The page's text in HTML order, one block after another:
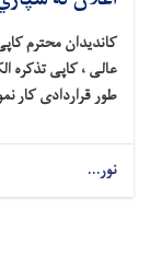
کاندیدان محترم
عالی ، کاپی تذکره
طور قراردادی کار
نور...